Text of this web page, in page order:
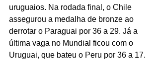
uruguaios. Na rodada final, o Chile
assegurou a medalha de bronze ao
derrotar o Paraguai por 36 a 29. Já a
última vaga no Mundial ficou com o
Uruguai, que bateu o Peru por 36 a 17.